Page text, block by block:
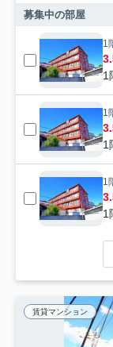
募集中の部屋
1
1
1
1
1
1
賃貸マンション